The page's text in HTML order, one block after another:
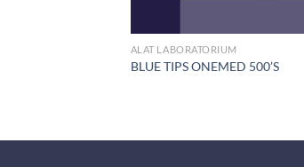
ALAT LABORATORIUM
BLUE TIPS ONEMED 500’S